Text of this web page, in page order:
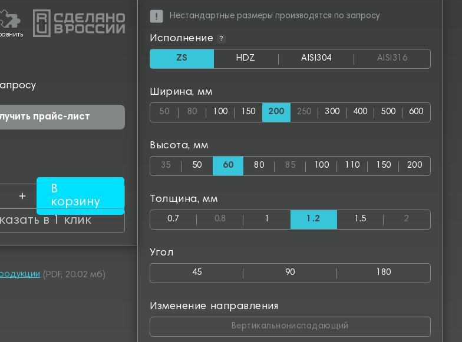
прайс-лист
В
корзину
Заказать в 1 клик
(PDF, 20.02 мб)
Нестандартные размеры производятся по запросу
Исполнение ?
ZS HDZ AISI304 AISI316
Ширина, мм
50 80 100 150 200 250 300 400 500 600
Высота, мм
35 50 60 80 85 100 110 150 200
Толщина, мм
0.7 0.8 1 1.2 1.5 2
Угол
45 90 180
Изменение направления
Вертикальнониспадающий